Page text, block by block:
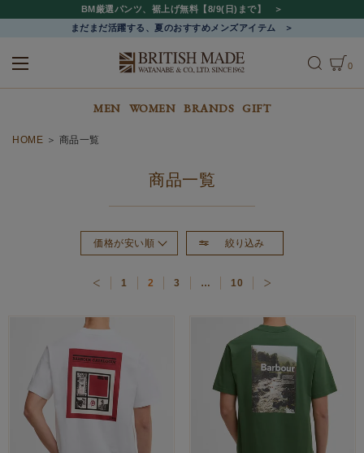
BM厳選パンツ、裾上げ無料【8/9(日)まで】
まだまだ活躍する、夏のおすすめメンズアイテム
0
MEN WOMEN BRANDS GIFT
HOME 商品一覧
商品一覧
絞り込み
新着順
価格が安い順
1 2 3 … 10